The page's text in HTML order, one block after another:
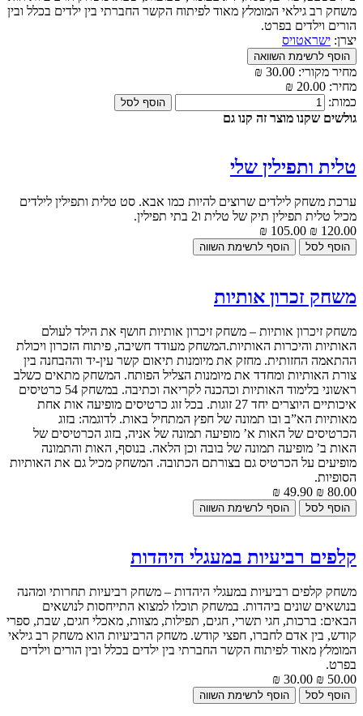
משחק רב גילאי המומלץ מאוד לפיתוח הקשר החברתי בין ילדים בכלל ובין
הורים וילדים בפרט.
יצרן: ישראטויס
מחיר מקורי: 30.00 ₪
מחיר: 20.00 ₪
כמות:
גולשים שקנו מוצר זה קנו גם
טלית ותפילין שלי
ערכת משחק לילדים שרוצים להיות כמו אבא. סט טלית ותפילין לילדים
מכיל טלית תפילין תיק של טלית ו2 בתי תפילין.
120.00 ₪
105.00 ₪
משחק זכרון אותיות
משחק זיכרון אותיות – משחק זיכרון אותיות חושף את הילד לעולם
האותיות והיכרות האותיות.המשחק מעודד חשיבה, פיתוח הזכרון ויכולת
ההתאמה החזותית. מחזק את מיומנות תיאום קשר עין-יד וההבחנה בין
צורת האותיות ומחדד את מיומנות הצליל הפותח. המשחק מתאים כשלב
ראשוני בלימוד האותיות וכהכנה לקריאה וכתיבה. במשחק 54 כרטיסים
איכותיים היוצרים יחד 27 זוגות. בכל זוג כרטיסים מופיעה אות אחת
מאותיות הא”ב ובו תמונה של חפץ המתחיל באות. לדוגמה: בזוג
הכרטיסים של האות א’ מופיעה תמונה של אניה, בזוג הכרטיסים של
האות ב’ מופיעה תמונה של בובה וכן הלאה. בנוסף, האות והתמונה
מופיעים על הכרטיס גם בצורתם הכתובה. המשחק מכיל גם את האותיות
הסופיות.
80.00 ₪
49.90 ₪
קלפים רביעיות במעגלי היהדות
משחק קלפים רביעיות במעגלי היהדות – משחק רביעיות תחרותי ומהנה
בנושאים שונים ביהדות. במשחק תוכלו למצוא התייחסות לנושאים
הבאים: ברכות, חגי תשרי, חגים, תפילות, מצוות, מאכלי חגים, שבת, ספרי
קודש, בין אדם לחברו, חפצי קודש. משחק הרביעיות הוא משחק רב גילאי
המומלץ מאוד לפיתוח הקשר החברתי בין ילדים בכלל ובין הורים וילדים
בפרט.
50.00 ₪
30.00 ₪